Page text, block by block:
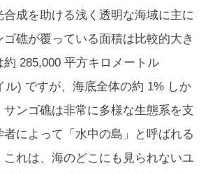
合成を助ける浅く透明な海域に主に
礁が覆っている面積は比較的大き
約 285,000 平方キロメートル
ル) ですが、海底全体の約 1% しか
ンゴ礁は非常に多様な生態系を支
者によって「水中の島」と呼ばれる
これは、海のどこにも見られないユ